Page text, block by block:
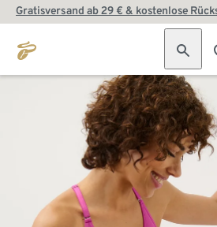
Gratisversand ab 29 € & kostenlose